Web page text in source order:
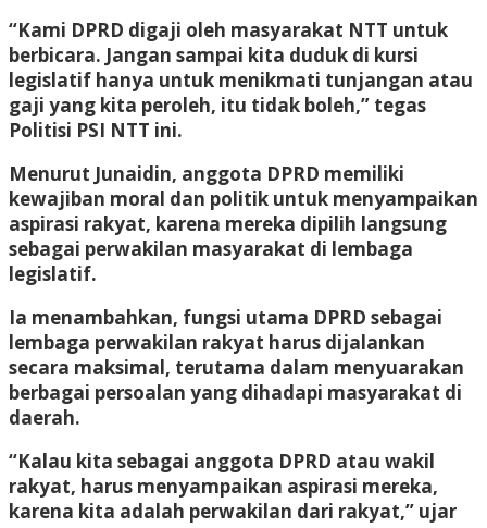
“Kami DPRD digaji oleh masyarakat NTT untuk
berbicara. Jangan sampai kita duduk di kursi
legislatif hanya untuk menikmati tunjangan atau
gaji yang kita peroleh, itu tidak boleh,” tegas
Politisi PSI NTT ini.
Menurut Junaidin, anggota DPRD memiliki
kewajiban moral dan politik untuk menyampaikan
aspirasi rakyat, karena mereka dipilih langsung
sebagai perwakilan masyarakat di lembaga
legislatif.
Ia menambahkan, fungsi utama DPRD sebagai
lembaga perwakilan rakyat harus dijalankan
secara maksimal, terutama dalam menyuarakan
berbagai persoalan yang dihadapi masyarakat di
daerah.
“Kalau kita sebagai anggota DPRD atau wakil
rakyat, harus menyampaikan aspirasi mereka,
karena kita adalah perwakilan dari rakyat,” ujar